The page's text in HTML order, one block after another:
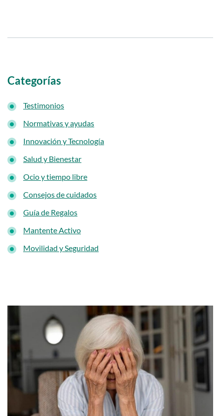
o
i
c
i
p
a
l
Categorías
Testimonios
Normativas y ayudas
Innovación y Tecnología
Salud y Bienestar
Ocio y tiempo libre
Consejos de cuidados
Guía de Regalos
Mantente Activo
Movilidad y Seguridad